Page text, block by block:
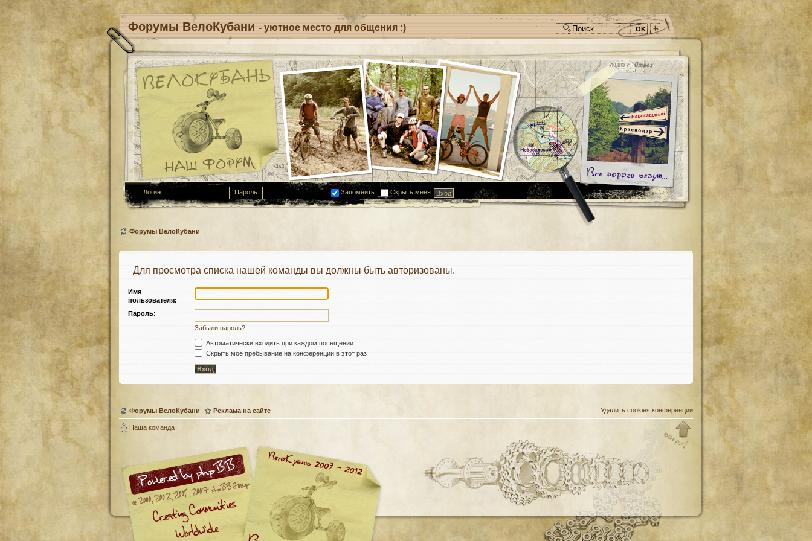
Форумы ВелоКубани - уютное место для общения :)
Логин: Пароль: Запомнить Скрыть меня
Форумы ВелоКубани
Для просмотра списка нашей команды вы должны быть авторизованы.
Имя
пользователя:
Пароль:
Забыли пароль?
Автоматически входить при каждом посещении
Скрыть моё пребывание на конференции в этот раз
Форумы ВелоКубани Реклама на сайте Удалить cookies конференции
Наша команда